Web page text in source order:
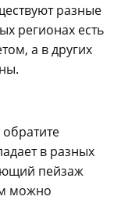
разные
регионах есть
а в других
в разных
пейзаж
можно